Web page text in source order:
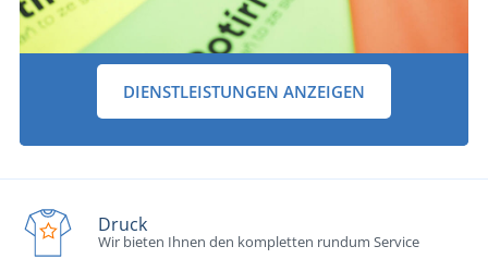
DIENSTLEISTUNGEN ANZEIGEN
Druck
Wir bieten Ihnen den kompletten rundum Service